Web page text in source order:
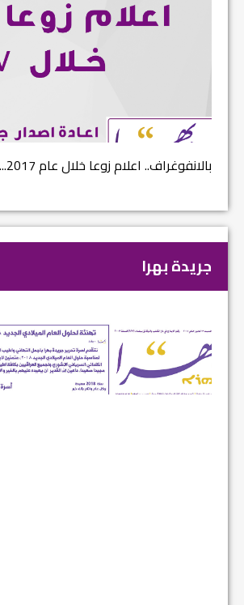
بالانفوغراف.. اعلام زوعا خلال عام 2017...
جريدة بهرا